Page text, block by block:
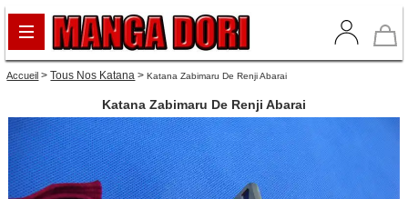
Accueil >Tous Nos Katana >Katana Zabimaru De Renji Abarai
Katana Zabimaru De Renji Abarai